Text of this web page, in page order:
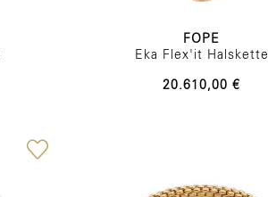
FOPE
Eka Flex'it Halskette
20.610,00 €